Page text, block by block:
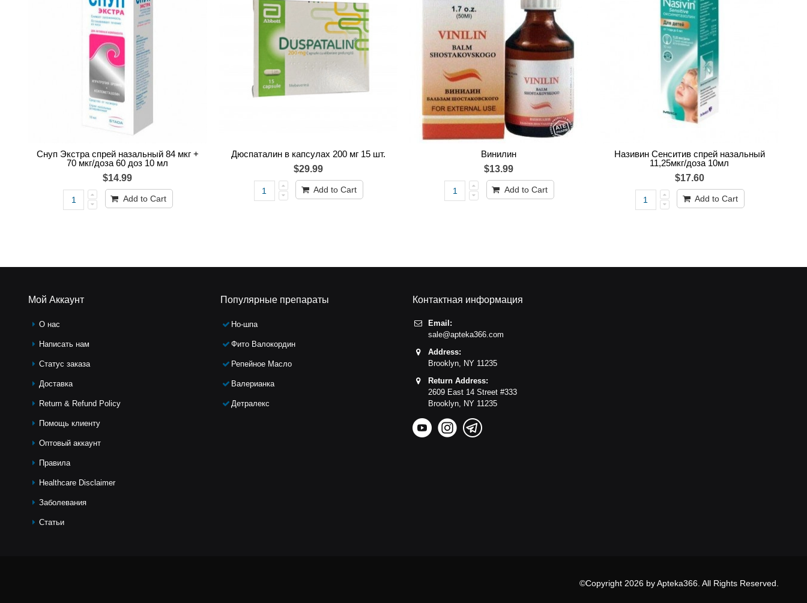
Снуп Экстра спрей назальный 84 мкг +
70 мкг/доза 60 доз 10 мл
$14.99
Add to Cart
Дюспаталин в капсулах 200 мг 15 шт.
$29.99
Add to Cart
Винилин
$13.99
Add to Cart
Називин Сенситив спрей назальный
11,25мкг/доза 10мл
$17.60
Add to Cart
Мой Аккаунт
О нас
Написать нам
Статус заказа
Доставка
Return & Refund Policy
Помощь клиeнту
Оптовый аккаунт
Правила
Healthcare Disclaimer
Заболевания
Статьи
Популярные препараты
Но-шпа
Фито Валокордин
Репейное Масло
Валерианка
Детралекс
Контактная информация
Email:
sale@apteka366.com
Address:
Brooklyn,
NY 11235
Return Address:
2609 East 14 Street #333
Brooklyn,
NY 11235
©Copyright 2026 by Apteka366. All Rights Reserved.